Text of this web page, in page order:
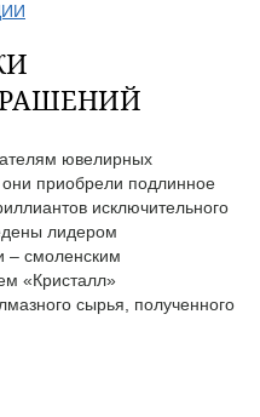
ювелирных
приобрели подлинное
исключительного
лидером
– смоленским
«Кристалл»
сырья, полученного